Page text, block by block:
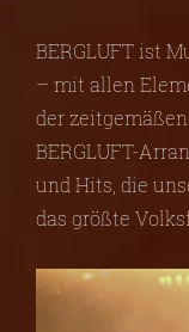
BERGLUFT ist
– mit allen
der
BERGLUFT-
und Hits, die
das größte